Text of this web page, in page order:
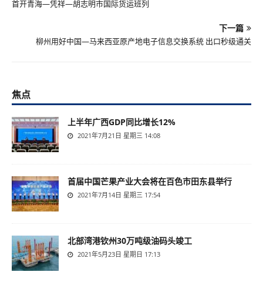
首开青海—凭祥—胡志明市国际货运班列
下一篇
柳州用好中国—马来西亚原产地电子信息交换系统 出口秒级通关
焦点
上半年广西GDP同比增长12%
2021年7月21日 星期三 14:08
首届中国芒果产业大会将在百色市田东县举行
2021年7月14日 星期三 17:54
北部湾港钦州30万吨级油码头竣工
2021年5月23日 星期日 17:13